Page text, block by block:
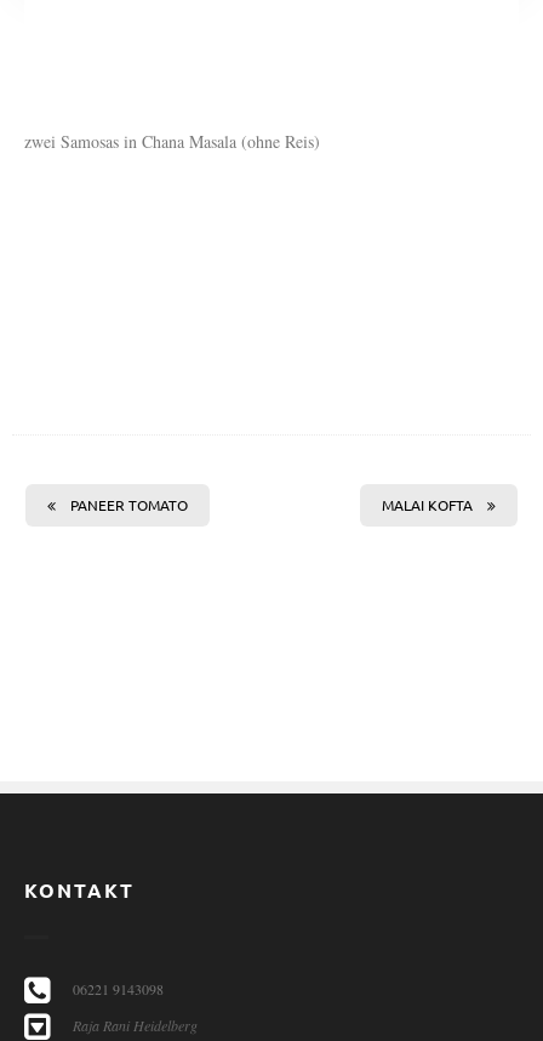
zwei Samosas in Chana Masala (ohne Reis)
PANEER TOMATO MALAI KOFTA
KONTAKT
06221 9143098
Raja Rani Heidelberg